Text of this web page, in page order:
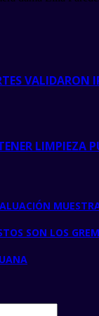
VALIDARON
LIMPIEZA
SON LOS